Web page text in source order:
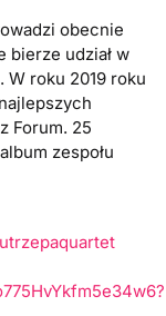
obecnie
bierze udział w
roku 2019 roku
Forum. 25
zespołu